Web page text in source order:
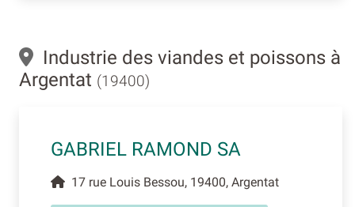
Industrie des viandes et poissons à
Argentat (19400)
GABRIEL RAMOND SA
17 rue Louis Bessou, 19400, Argentat